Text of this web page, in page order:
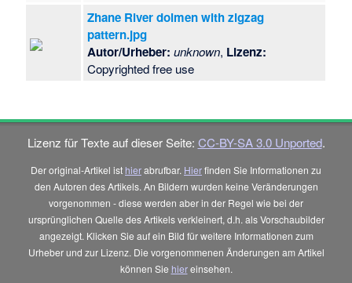
Zhane River dolmen with zigzag
pattern.jpg
Autor/Urheber: unknown, Lizenz:
Copyrighted free use
Lizenz für Texte auf dieser Seite: CC-BY-SA 3.0 Unported.
Der original-Artikel ist hierabrufbar. Hierfinden Sie Informationen zu
den Autoren des Artikels. An Bildern wurden keine Veränderungen
vorgenommen - diese werden aber in der Regel wie bei der
ursprünglichen Quelle des Artikels verkleinert, d.h. als Vorschaubilder
angezeigt. Klicken Sie auf ein Bild für weitere Informationen zum
Urheber und zur Lizenz. Die vorgenommenen Änderungen am Artikel
können Sie hiereinsehen.